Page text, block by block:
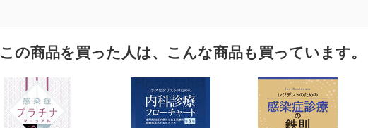
この商品を買った人は、こんな商品も買っています。